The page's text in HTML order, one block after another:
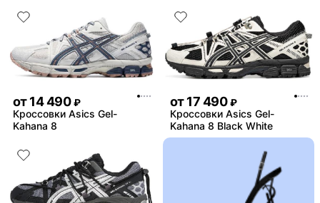
от14 490 ₽
Кроссовки Asics Gel-
Kahana 8
от17 490 ₽
Кроссовки Asics Gel-
Kahana 8 Black White